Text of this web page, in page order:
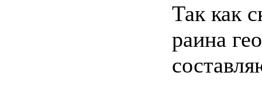
Так как
раина